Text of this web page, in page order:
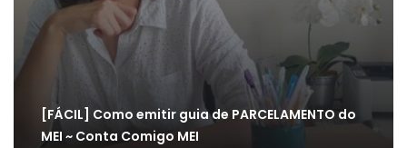
[FÁCIL] Como emitir guia de PARCELAMENTO do
MEI ~ Conta Comigo MEI